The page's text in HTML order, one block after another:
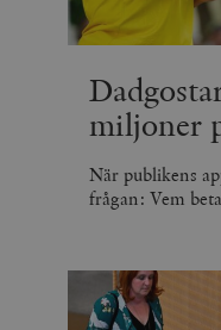
miljoner
När publikens
frågan: Vem